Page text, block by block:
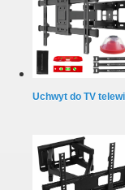
Uchwyt do TV